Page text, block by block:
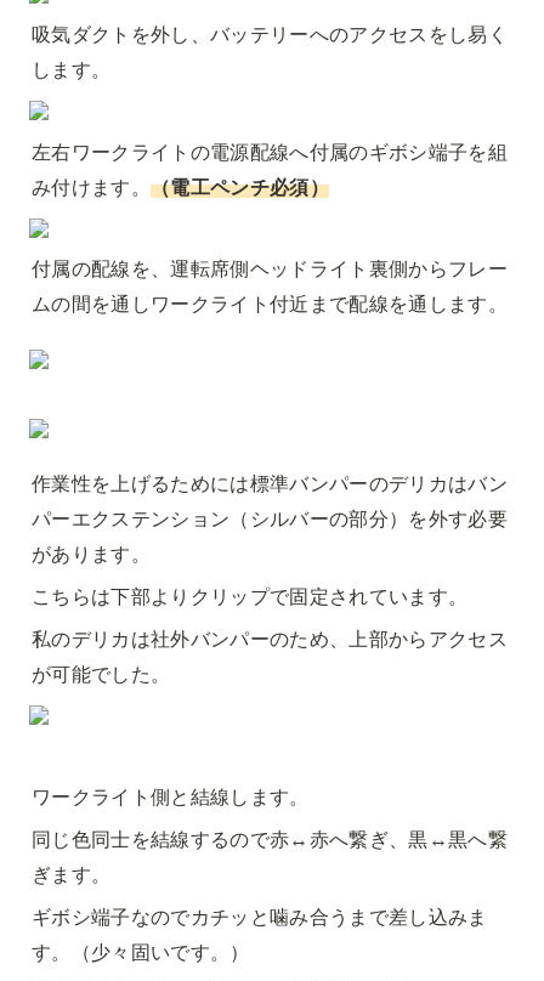
吸気ダクトを外し、バッテリーへのアクセスをし易く
します。
左右ワークライトの電源配線へ付属のギボシ端子を組
み付けます。 （電工ペンチ必須）
付属の配線を、運転席側ヘッドライト裏側からフレー
ムの間を通しワークライト付近まで配線を通します。
作業性を上げるためには標準バンパーのデリカはバン
パーエクステンション（シルバーの部分）を外す必要
があります。
こちらは下部よりクリップで固定されています。
私のデリカは社外バンパーのため、上部からアクセス
が可能でした。
ワークライト側と結線します。
同じ色同士を結線するので赤↔︎赤へ繋ぎ、黒↔︎黒へ繋
ぎます。
ギボシ端子なのでカチッと噛み合うまで差し込みま
す。（少々固いです。）